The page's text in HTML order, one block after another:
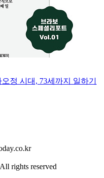
정 시대, 73세까지 일하기
rights reserved